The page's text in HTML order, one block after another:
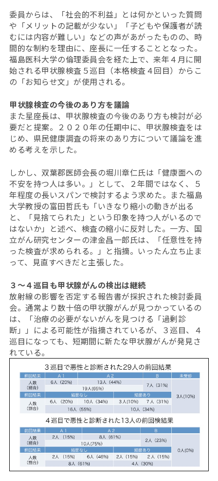
委員からは、「社会的不利益」とは何かといった質問
や「メリットの記載が少ない」「子どもや保護者が読
むには内容が難しい」などの声があがったものの、時
間的な制約を理由に、座長に一任することとなった。
福島医科大学の倫理委員会を経た上で、来年４月に開
始される甲状腺検査５巡目（本格検査４回目）からこ
の「お知らせ文」が使用される。
甲状腺検査の今後のあり方を議論
また星座長は、甲状腺検査の今後のあり方も検討が必
要だと提案。２０２０年の任期中に、甲状腺検査をは
じめ、県民健康調査の将来のあり方について議論を進
める考えを示した。
しかし、双葉郡医師会長の堀川章仁氏は「健康面への
不安を持つ人は多い。」として、２年間ではなく、５
年程度の長いスパンで検討するよう求めた。また福島
大学教授の富田哲氏も「いきなり縮小の動きが出る
と、「見捨てられた」という印象を持つ人がいるので
はないか」と述べ、検査の縮小に反対した。一方、国
立がん研究センターの津金昌一郎氏は、「任意性を持
った検査が求められる。」と指摘。いったん立ち止ま
って、見直すべきだと主張した。
３〜４巡目も甲状腺がんの検出は継続
放射線の影響を否定する報告書が採択された検討委員
会。通常より数十倍の甲状腺がんが見つかっているの
は、「治療の必要がないがんを見つける「過剰診
断」」による可能性が指摘されているが、３巡目、４
巡目になっても、短期間に新たな甲状腺がんが発見さ
れている。